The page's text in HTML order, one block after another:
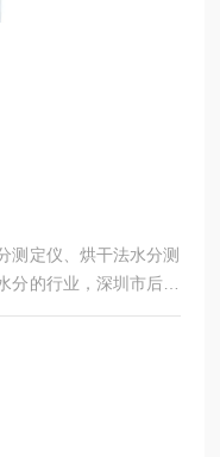
测定仪、烘干法水分测
的行业，深圳市后王
供多用途，多性能的高
所值的水分测定仪**。